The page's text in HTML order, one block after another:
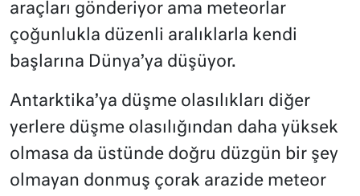
araçları gönderiyor ama meteorlar
çoğunlukla düzenli aralıklarla kendi
başlarına Dünya’ya düşüyor.
Antarktika’ya düşme olasılıkları diğer
yerlere düşme olasılığından daha yüksek
olmasa da üstünde doğru düzgün bir şey
olmayan donmuş çorak arazide meteor